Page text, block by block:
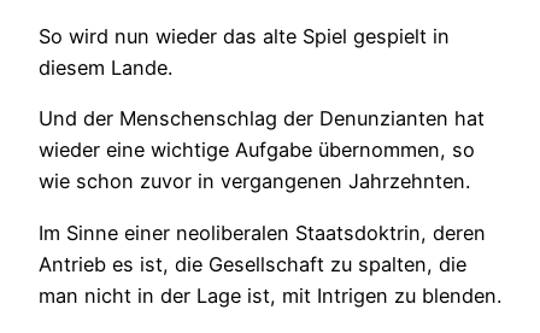
So wird nun wieder das alte Spiel gespielt in
diesem Lande.
Und der Menschenschlag der Denunzianten hat
wieder eine wichtige Aufgabe übernommen, so
wie schon zuvor in vergangenen Jahrzehnten.
Im Sinne einer neoliberalen Staatsdoktrin, deren
Antrieb es ist, die Gesellschaft zu spalten, die
man nicht in der Lage ist, mit Intrigen zu blenden.